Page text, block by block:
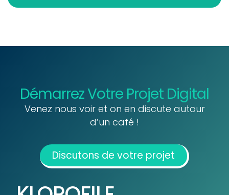
Démarrez Votre Projet Digital
Venez nous voir et on en discute autour
d’un café !
Discutons de votre projet